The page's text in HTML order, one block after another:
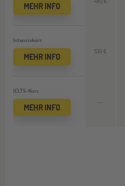
MEHR INFO
Intensivkurs
MEHR INFO
IELTS-Kurs
MEHR INFO
530 €
--